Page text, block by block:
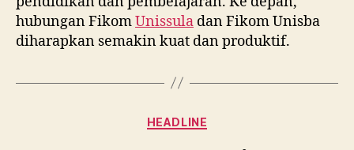
hubungan FikomUnissula dan Fikom Unisba
diharapkan semakin kuat dan produktif.
Categories
HEADLINE